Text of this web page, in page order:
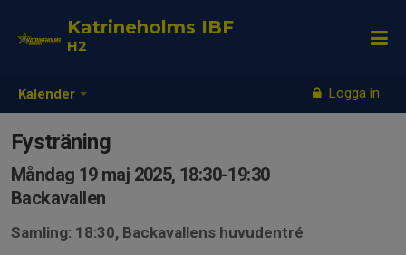
Kalender Logga in
Katrineholms IBF
H2
Fysträning
Måndag 19 maj 2025, 18:30-19:30
Backavallen
Samling: 18:30, Backavallens huvudentré